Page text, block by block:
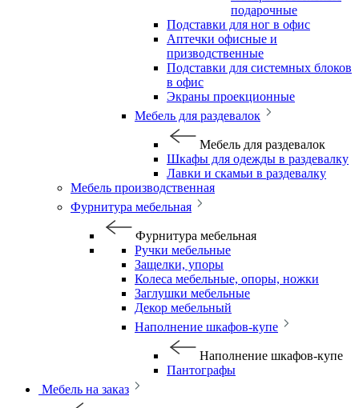
подарочные
Подставки для ног в офис
Аптечки офисные и
призводственные
Подставки для системных блоков
в офис
Экраны проекционные
Мебель для раздевалок
Мебель для раздевалок
Шкафы для одежды в раздевалку
Лавки и скамьи в раздевалку
Мебель производственная
Фурнитура мебельная
Фурнитура мебельная
Ручки мебельные
Защелки, упоры
Колеса мебельные, опоры, ножки
Заглушки мебельные
Декор мебельный
Наполнение шкафов-купе
Наполнение шкафов-купе
Пантографы
Мебель на заказ